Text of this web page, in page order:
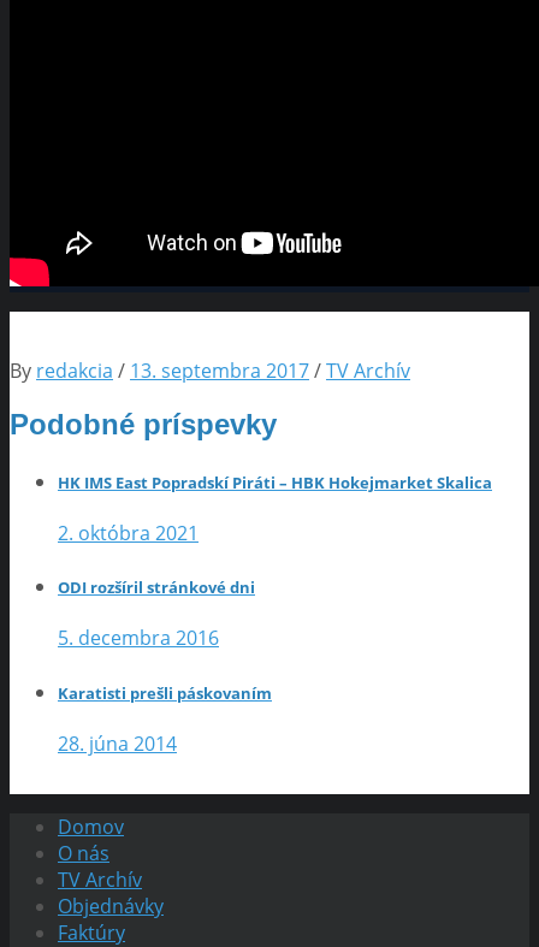
By redakcia / 13. septembra 2017/TV Archív
Podobné príspevky
HK IMS East Popradskí Piráti – HBK Hokejmarket Skalica
2. októbra 2021
ODI rozšíril stránkové dni
5. decembra 2016
Karatisti prešli páskovaním
28. júna 2014
Domov
O nás
TV Archív
Objednávky
Faktúry